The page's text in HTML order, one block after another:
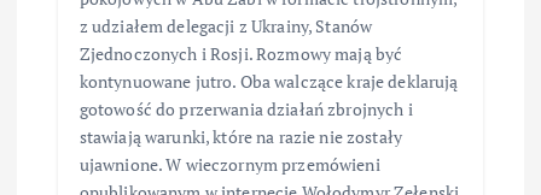
z udziałem delegacji z Ukrainy, Stanów
Zjednoczonych i Rosji. Rozmowy mają być
kontynuowane jutro. Oba walczące kraje deklarują
gotowość do przerwania działań zbrojnych i
stawiają warunki, które na razie nie zostały
ujawnione. W wieczornym przemówieni